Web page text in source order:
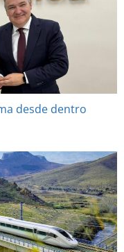
desde dentro